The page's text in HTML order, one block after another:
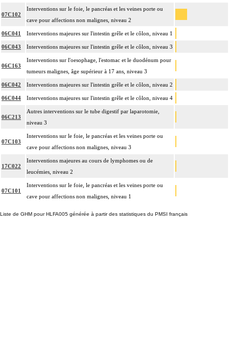
07C102
Interventions sur le foie, le pancréas et les veines porte ou
cave pour affections non malignes, niveau 2
06C041 Interventions majeures sur l'intestin grêle et le côlon, niveau 1
06C043 Interventions majeures sur l'intestin grêle et le côlon, niveau 3
06C163
Interventions sur l'oesophage, l'estomac et le duodénum pour
tumeurs malignes, âge supérieur à 17 ans, niveau 3
06C042 Interventions majeures sur l'intestin grêle et le côlon, niveau 2
06C044 Interventions majeures sur l'intestin grêle et le côlon, niveau 4
06C213
Autres interventions sur le tube digestif par laparotomie,
niveau 3
07C103
Interventions sur le foie, le pancréas et les veines porte ou
cave pour affections non malignes, niveau 3
17C022
Interventions majeures au cours de lymphomes ou de
leucémies, niveau 2
07C101
Interventions sur le foie, le pancréas et les veines porte ou
cave pour affections non malignes, niveau 1
Liste de GHM pour HLFA005 générée à partir des statistiques du PMSI français